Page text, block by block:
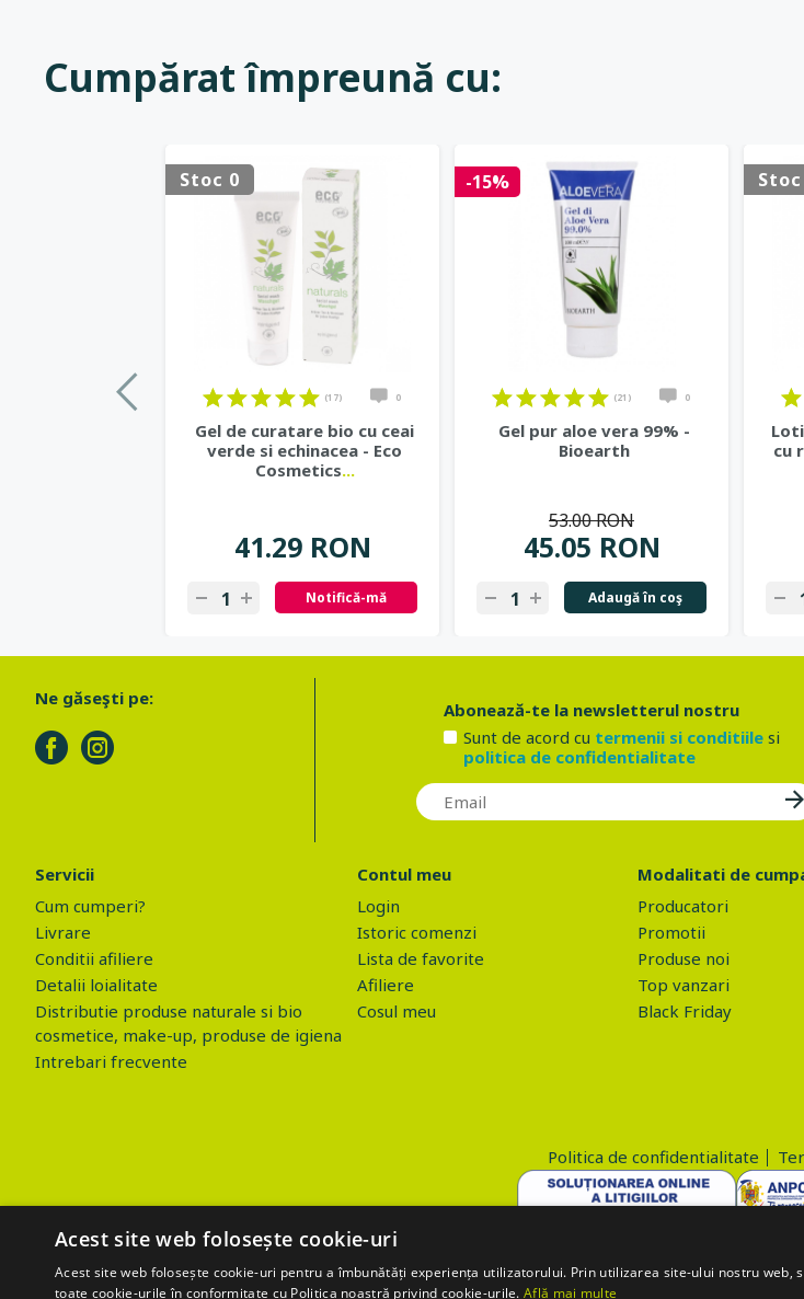
Cumpărat împreună cu:
Stoc 0
(17) 0
Gel de curatare bio cu ceai
verde si echinacea - Eco
Cosmetics...
41.29 RON
Notifică-mă
-15%
(21) 0
Gel pur aloe vera 99% -
Bioearth
45.05 RON
53.00 RON
Adaugă în coş
cu
Ne găseşti pe:
Abonează-te la newsletterul nostru
Sunt de acord cu termenii si conditiilesi
politica de confidentialitate
Servicii
Cum cumperi?
Livrare
Conditii afiliere
Detalii loialitate
Distributie produse naturale si bio
cosmetice, make-up, produse de igiena
Intrebari frecvente
Contul meu
Login
Istoric comenzi
Lista de favorite
Afiliere
Cosul meu
Modalitati de
Producatori
Promotii
Produse noi
Top vanzari
Black Friday
Politica de confidentialitate
Acest site web folosește cookie-uri
Acest site web folosește cookie-uri pentru a îmbunătăți experiența utilizatorului. Prin utilizarea site-ului nostru web,
toate cookie-urile în conformitate cu Politica noastră privind cookie-urile.Află mai multe